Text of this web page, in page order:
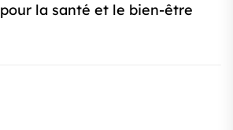
pour la santé et le bien-être